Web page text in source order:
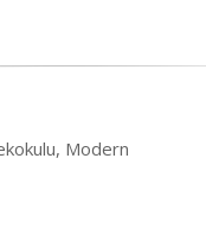
Modern